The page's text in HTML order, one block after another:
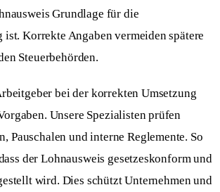
Grundlage für die
ist. Korrekte Angaben vermeiden spätere
Steuerbehörden.
bei der korrekten Umsetzung
Unsere Spezialisten prüfen
Pauschalen und interne Reglemente. So
der Lohnausweis gesetzeskonform und
wird. Dies schützt Unternehmen und